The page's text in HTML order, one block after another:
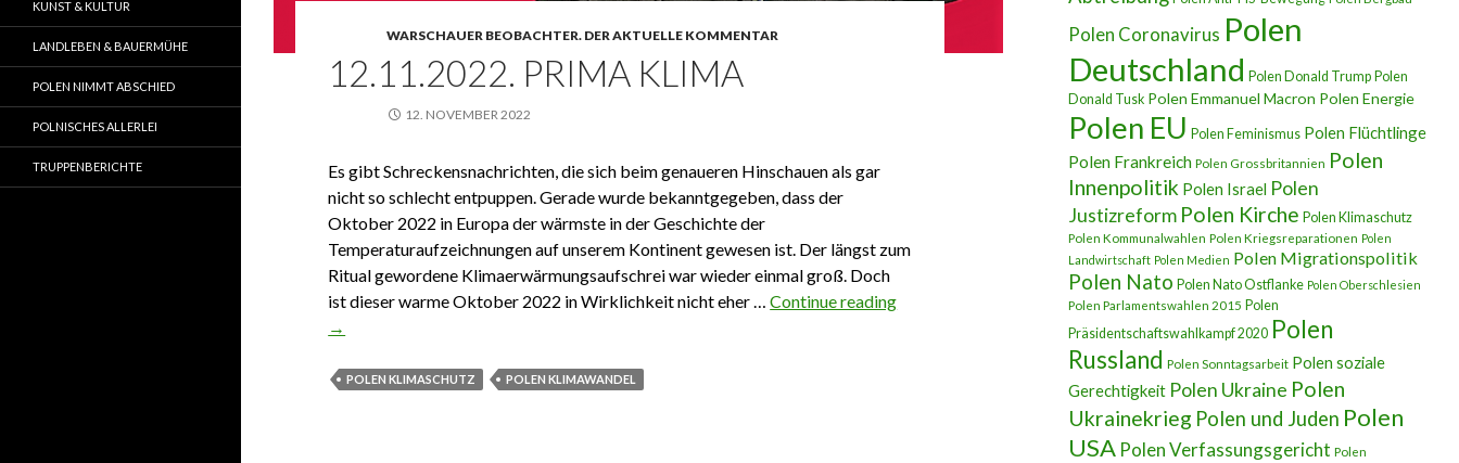
WARSCHAUER BEOBACHTER. DER AKTUELLE KOMMENTAR
12.11.2022. PRIMA KLIMA
12. NOVEMBER 2022
Es gibt Schreckensnachrichten, die sich beim genaueren Hinschauen als gar
nicht so schlecht entpuppen. Gerade wurde bekanntgegeben, dass der
Oktober 2022 in Europa der wärmste in der Geschichte der
Temperaturaufzeichnungen auf unserem Kontinent gewesen ist. Der längst zum
Ritual gewordene Klimaerwärmungsaufschrei war wieder einmal groß. Doch
ist dieser warme Oktober 2022 in Wirklichkeit nicht eher …Continue reading 12.11.2022. Prima Klima
→
POLEN KLIMASCHUTZ POLEN KLIMAWANDEL
Polen Coronavirus Polen
Deutschland Polen Donald Trump Polen
Donald Tusk Polen Emmanuel Macron Polen Energie
Polen EU Polen Feminismus Polen Flüchtlinge
Polen Frankreich Polen Grossbritannien Polen
Innenpolitik Polen Israel Polen
Justizreform Polen Kirche Polen Klimaschutz
Polen Kommunalwahlen Polen Kriegsreparationen Polen
Landwirtschaft Polen Medien Polen Migrationspolitik
Polen Nato Polen Nato Ostflanke Polen Oberschlesien
Polen Parlamentswahlen 2015 Polen
Präsidentschaftswahlkampf 2020 Polen
Russland Polen Sonntagsarbeit Polen soziale
Gerechtigkeit Polen Ukraine Polen
Ukrainekrieg Polen und Juden Polen
USA Polen Verfassungsgericht Polen
KUNST & KULTUR
LANDLEBEN & BAUERMÜHE
POLEN NIMMT ABSCHIED
POLNISCHES ALLERLEI
TRUPPENBERICHTE